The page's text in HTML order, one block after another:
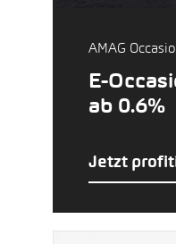
AMAG
E-
ab 0.6%
Jetzt